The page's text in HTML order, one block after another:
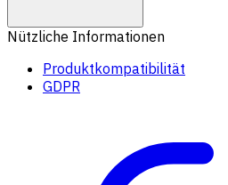
Nützliche Informationen
Produktkompatibilität
GDPR